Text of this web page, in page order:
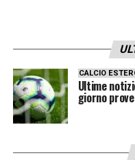
CALCIO
Ultime
giorno